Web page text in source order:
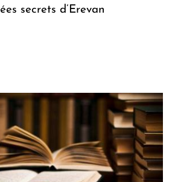
secrets d’Erevan